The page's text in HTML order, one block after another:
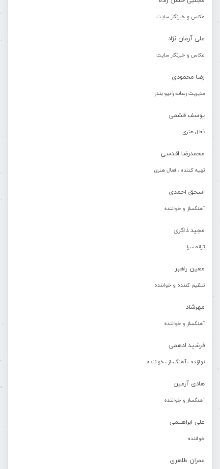
عکاس و خبرنگار سایت
علی آرمان نژاد
عکاس و خبرنگار سایت
رضا محمودی
مدیریت رسانه رادیو بندر
یوسف قشمی
فعال هنری
محمدرضا اقدسی
تهیه کننده ، فعال هنری
اسحق احمدی
آهنگساز و خواننده
مجید ذاکری
ترانه سرا
معین راهبر
تنظیم کننده و خواننده
مهرشاد
آهنگساز و خواننده
فرشید ادهمی
نوازنده ، آهنگساز ، خواننده
هادی آرمین
آهنگساز و خواننده
علی ابراهیمی
خواننده
عمران طاهری